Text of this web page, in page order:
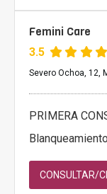
Femini Care
3.5
Severo Ochoa, 12,
PRIMERA
CONSULTAR/